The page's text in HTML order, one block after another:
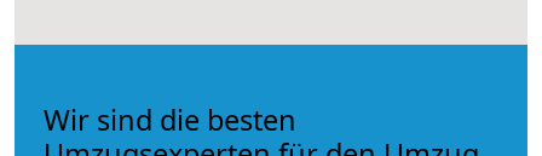
Wir sind die besten